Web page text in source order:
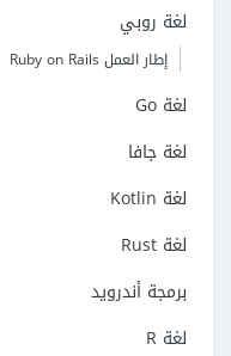
لغة روبي
إطار العمل Ruby on Rails
لغة Go
لغة جافا
لغة Kotlin
لغة Rust
برمجة أندرويد
لغة R